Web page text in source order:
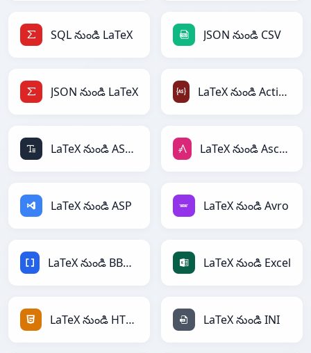
SQL నుండి LaTeX JSON నుండి CSV
JSON నుండి LaTeX LaTeX నుండి ActionScript
LaTeX నుండి ASCII LaTeX నుండి AsciiDoc
LaTeX నుండి ASP LaTeX నుండి Avro
LaTeX నుండి BBCode LaTeX నుండి Excel
LaTeX నుండి HTML LaTeX నుండి INI